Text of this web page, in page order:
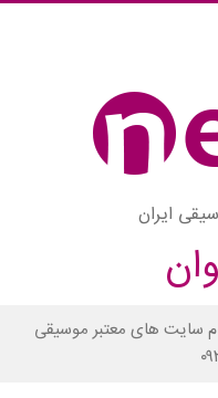
ایران
های معتبر موسیقی